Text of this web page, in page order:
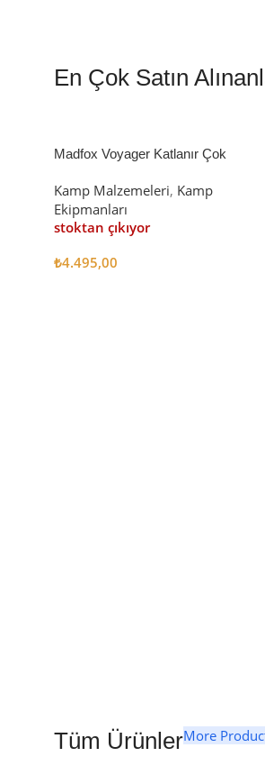
En Çok Satın
Madfox Voyager Katlanır Çok
BLACK
Kamp Malzemeleri, Kamp
Ekipmanları
stoktan çıkıyor
₺4.495,00
Tüm ÜrünlerMore